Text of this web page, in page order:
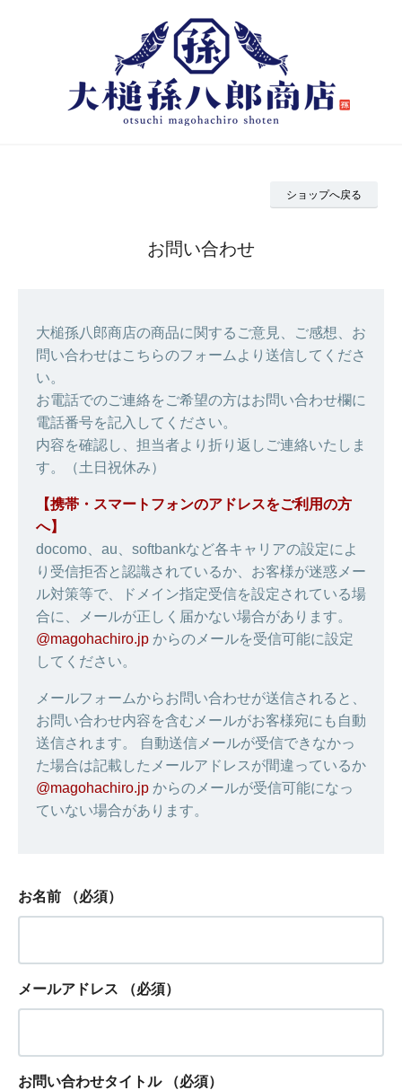
ショップへ戻る
お問い合わせ
大槌孫八郎商店の商品に関するご意見、ご感想、お
問い合わせはこちらのフォームより送信してくださ
い。
お電話でのご連絡をご希望の方はお問い合わせ欄に
電話番号を記入してください。
内容を確認し、担当者より折り返しご連絡いたしま
す。（土日祝休み）
【携帯・スマートフォンのアドレスをご利用の方
へ】
docomo、au、softbankなど各キャリアの設定によ
り受信拒否と認識されているか、お客様が迷惑メー
ル対策等で、ドメイン指定受信を設定されている場
合に、メールが正しく届かない場合があります。
@magohachiro.jp からのメールを受信可能に設定
してください。
メールフォームからお問い合わせが送信されると、
お問い合わせ内容を含むメールがお客様宛にも自動
送信されます。 自動送信メールが受信できなかっ
た場合は記載したメールアドレスが間違っているか
@magohachiro.jp からのメールが受信可能になっ
ていない場合があります。
お名前 （必須）
メールアドレス （必須）
お問い合わせタイトル （必須）